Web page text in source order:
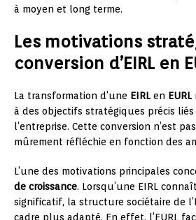
à moyen et long terme.
Les motivations
conversion d’EIRL en
La transformation d’une EIRL en EURL
à des objectifs stratégiques précis
l’entreprise. Cette conversion n’est
mûrement réfléchie en fonction des
L’une des motivations principales
de croissance. Lorsqu’une EIRL
significatif, la structure sociétaire de
cadre plus adapté. En effet, l’EURL